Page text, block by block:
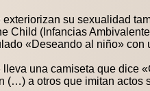
exteriorizan su sexualidad
Child (Infancias
«Deseando al niño»
lleva una camiseta que dice
(…) a otros que imitan